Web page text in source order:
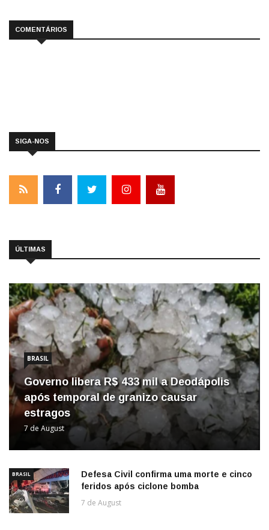
COMENTÁRIOS
SIGA-NOS
ÚLTIMAS
BRASIL
Governo libera R$ 433 mil a Deodápolis
após temporal de granizo causar
estragos
7 de August
BRASIL
Defesa Civil confirma uma morte e cinco
feridos após ciclone bomba
7 de August